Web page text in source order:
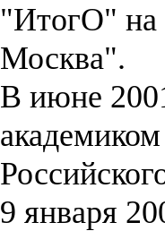
"ИтогО" на
Москва".
В июне
9 января